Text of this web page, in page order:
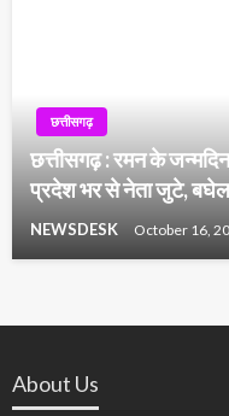
छत्तीसगढ़
छत्तीसगढ़ : रमन के
प्रदेश भर से नेता जुटे,
NEWSDESK October 16,
About Us